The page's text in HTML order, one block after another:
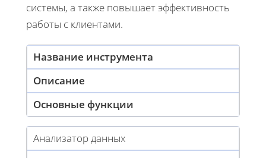
системы, а также повышает эффективность
работы с клиентами.
Название инструмента
Описание
Основные функции
Анализатор данных